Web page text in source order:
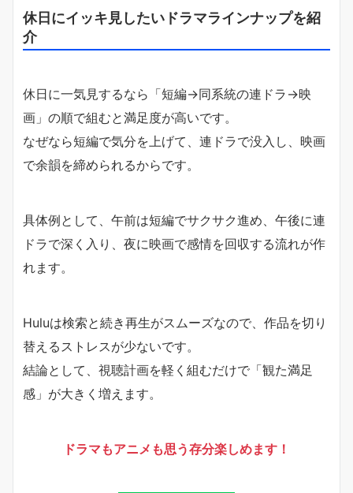
休日にイッキ見したいドラマラインナップを紹
介
休日に一気見するなら「短編→同系統の連ドラ→映
画」の順で組むと満足度が高いです。
なぜなら短編で気分を上げて、連ドラで没入し、映画
で余韻を締められるからです。
具体例として、午前は短編でサクサク進め、午後に連
ドラで深く入り、夜に映画で感情を回収する流れが作
れます。
Huluは検索と続き再生がスムーズなので、作品を切り
替えるストレスが少ないです。
結論として、視聴計画を軽く組むだけで「観た満足
感」が大きく増えます。
ドラマもアニメも思う存分楽しめます！